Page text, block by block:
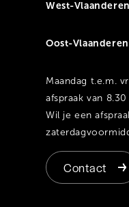
West-Vlaanderen
Oost-Vlaanderen
Maandag t.e.m.
afspraak van
Wil je een
Contact